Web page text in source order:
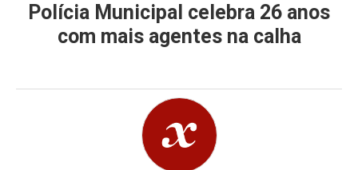
Polícia Municipal celebra 26 anos
com mais agentes na calha